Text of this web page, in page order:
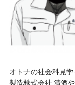
オトナの社会科見
製造株式会社 清酒